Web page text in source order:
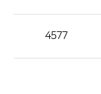
4577